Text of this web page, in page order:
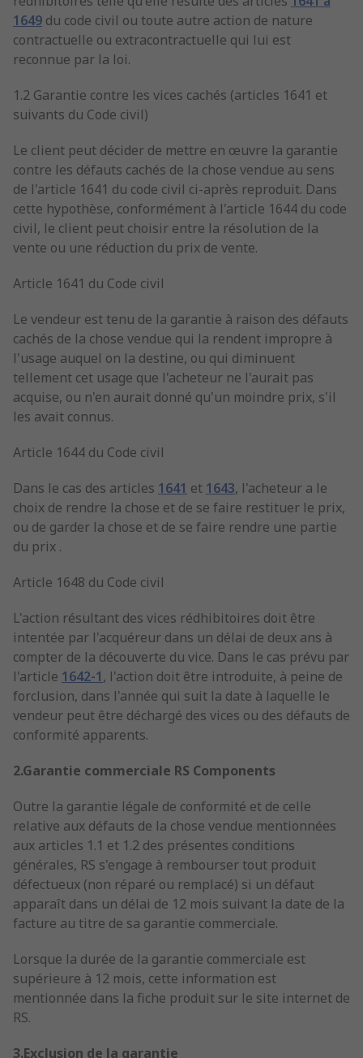
1649 du code civil ou toute autre action de nature
contractuelle ou extracontractuelle qui lui est
reconnue par la loi.
1.2 Garantie contre les vices cachés (articles 1641 et
suivants du Code civil)
Le client peut décider de mettre en œuvre la garantie
contre les défauts cachés de la chose vendue au sens
de l'article 1641 du code civil ci-après reproduit. Dans
cette hypothèse, conformément à l'article 1644 du code
civil, le client peut choisir entre la résolution de la
vente ou une réduction du prix de vente.
Article 1641 du Code civil
Le vendeur est tenu de la garantie à raison des défauts
cachés de la chose vendue qui la rendent impropre à
l'usage auquel on la destine, ou qui diminuent
tellement cet usage que l'acheteur ne l'aurait pas
acquise, ou n'en aurait donné qu'un moindre prix, s'il
les avait connus.
Article 1644 du Code civil
Dans le cas des articles 1641 et 1643, l'acheteur a le
choix de rendre la chose et de se faire restituer le prix,
ou de garder la chose et de se faire rendre une partie
du prix .
Article 1648 du Code civil
L'action résultant des vices rédhibitoires doit être
intentée par l'acquéreur dans un délai de deux ans à
compter de la découverte du vice. Dans le cas prévu par
l'article 1642-1, l'action doit être introduite, à peine de
forclusion, dans l'année qui suit la date à laquelle le
vendeur peut être déchargé des vices ou des défauts de
conformité apparents.
2.Garantie commerciale RS Components
Outre la garantie légale de conformité et de celle
relative aux défauts de la chose vendue mentionnées
aux articles 1.1 et 1.2 des présentes conditions
générales, RS s'engage à rembourser tout produit
défectueux (non réparé ou remplacé) si un défaut
apparaît dans un délai de 12 mois suivant la date de la
facture au titre de sa garantie commerciale.
Lorsque la durée de la garantie commerciale est
supérieure à 12 mois, cette information est
mentionnée dans la fiche produit sur le site internet de
RS.
3.Exclusion de la garantie